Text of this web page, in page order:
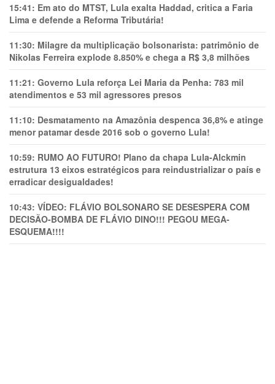
15:41: Em ato do MTST, Lula exalta Haddad, critica a Faria
Lima e defende a Reforma Tributária!
11:30: Milagre da multiplicação bolsonarista: patrimônio de
Nikolas Ferreira explode 8.850% e chega a R$ 3,8 milhões
11:21: Governo Lula reforça Lei Maria da Penha: 783 mil
atendimentos e 53 mil agressores presos
11:10: Desmatamento na Amazônia despenca 36,8% e atinge
menor patamar desde 2016 sob o governo Lula!
10:59: RUMO AO FUTURO! Plano da chapa Lula-Alckmin
estrutura 13 eixos estratégicos para reindustrializar o país e
erradicar desigualdades!
10:43: VÍDEO: FLÁVIO BOLSONARO SE DESESPERA COM
DECISÃO-BOMBA DE FLÁVIO DINO!!! PEGOU MEGA-
ESQUEMA!!!!